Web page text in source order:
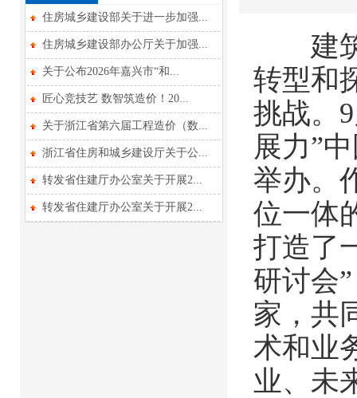
住房城乡建设部关于进一步加强...
住房城乡建设部办公厅关于加强...
关于公布2026年嘉兴市“和...
匠心竞技艺 数智筑造价！20...
关于浙江省第六届工程造价（数...
浙江省住房和城乡建设厅关于公...
转发省住建厅办公室关于开展2...
转发省住建厅办公室关于开展2...
建筑
转型和
挑战。
展力”
举办。
位一体
打造了
研讨会
家，共
术和业
业、未